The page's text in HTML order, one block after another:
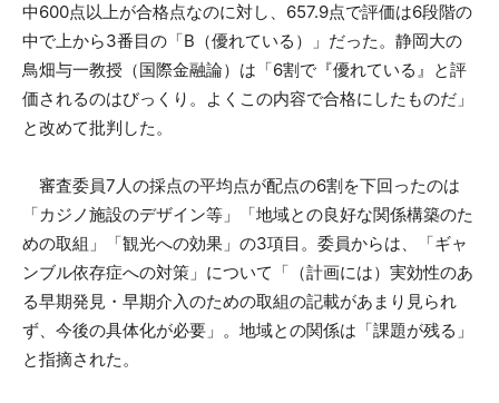
中600点以上が合格点なのに対し、657.9点で評価は6段階の
中で上から3番目の「B（優れている）」だった。静岡大の
鳥畑与一教授（国際金融論）は「6割で『優れている』と評
価されるのはびっくり。よくこの内容で合格にしたものだ」
と改めて批判した。
審査委員7人の採点の平均点が配点の6割を下回ったのは
「カジノ施設のデザイン等」「地域との良好な関係構築のた
めの取組」「観光への効果」の3項目。委員からは、「ギャ
ンブル依存症への対策」について「（計画には）実効性のあ
る早期発見・早期介入のための取組の記載があまり見られ
ず、今後の具体化が必要」。地域との関係は「課題が残る」
と指摘された。